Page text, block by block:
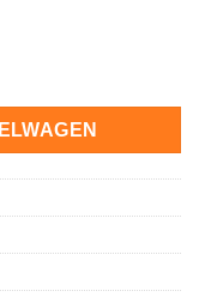
Portugal 70cl